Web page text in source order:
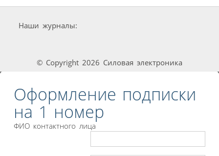
Наши журналы:
© Copyright 2026 Силовая электроника
Оформление подписки
на 1 номер
ФИО контактного лица